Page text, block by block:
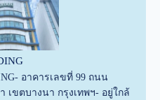
อาคารเลขที่ 99 ถนน
เขตบางนา กรุงเทพฯ- อยู่ใกล้